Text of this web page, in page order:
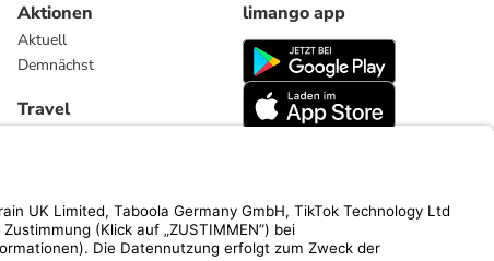
Aktionen
Aktuell
Demnächst
Travel
limango app